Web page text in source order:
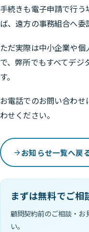
手続きも電子申請で行
ば、遠方の事務組合へ委
ただ実際は中小企業や
で、弊所でもすべてデ
す。
お電話でのお問い合わ
わせください。
お知らせ一覧へ戻
まずは無料でご相
顧問契約前のご相談・お
い。